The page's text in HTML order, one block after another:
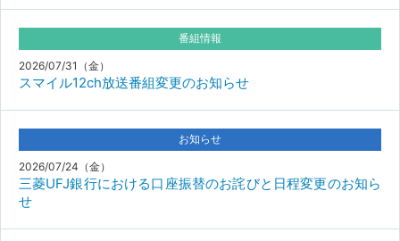
番組情報
2026/07/31（金）
スマイル12ch放送番組変更のお知らせ
お知らせ
2026/07/24（金）
三菱UFJ銀行における口座振替のお詫びと日程変更のお知ら
せ